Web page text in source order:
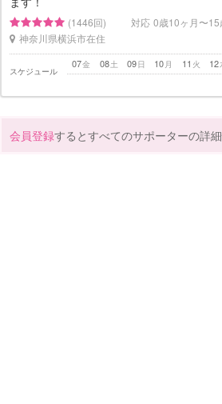
(1446回) 対応 0歳10ヶ月〜15
神奈川県横浜市在住
スケジュール
金
07 土
08 日
09 月
10 火
11 12
会員登録するとすべてのサポーターの詳